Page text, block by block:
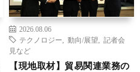
2026.08.06
テクノロジー
動向/展望
記者会
見など
【現地取材】貿易関連業務の